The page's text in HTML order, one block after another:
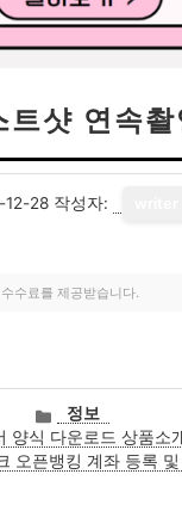
샷 연속촬
12-28 작성자:
수료를 제공받습니다.
카
테
고
정보
양식 다운로드 상품소
오픈뱅킹 계좌 등록